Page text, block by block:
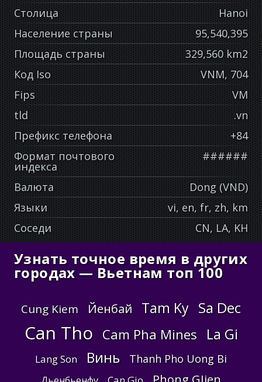
Столица
Hanoi
Население страны
95,540,395
Площадь страны
329,560 km2
Код Iso
VNM, 704
Fips
VM
tld
.vn
Префикс телефона
+84
Формат почтового
индекса
######
Валюта
Dong (VND)
Языки
vi, en, fr, zh, km
Соседи
CN, LA, KH
Узнать точное время в других
городах — Вьетнам топ 100
Cung Kiem Йенбай Tam Ky Sa Dec
Can Tho Cam Pha Mines La Gi
Lang Son Винь Thanh Pho Uong Bi